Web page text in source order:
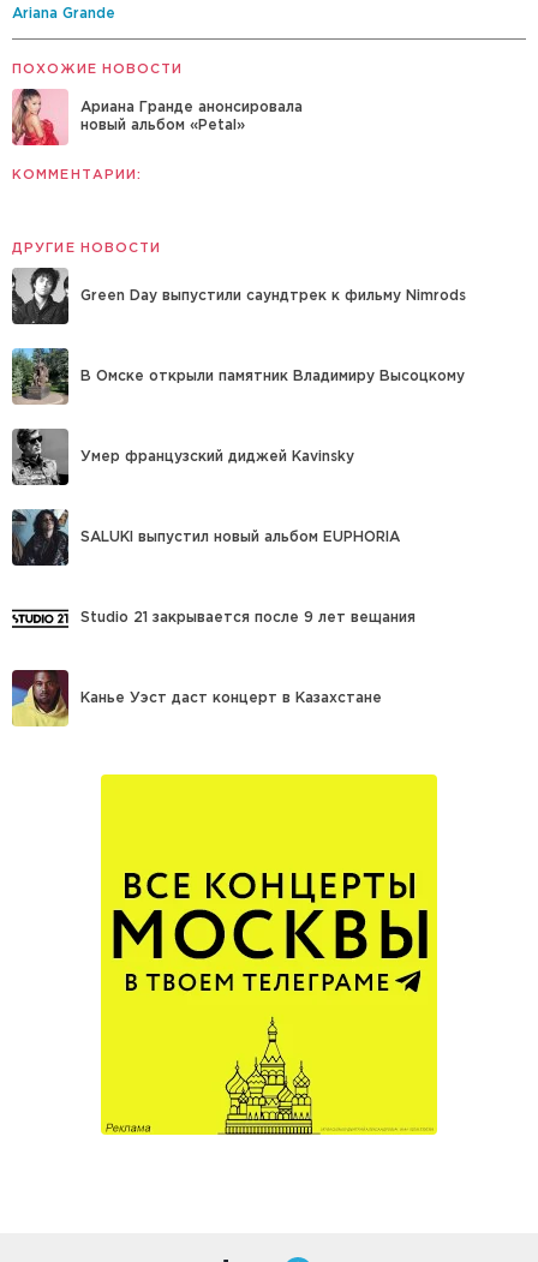
Ariana Grande
ПОХОЖИЕ НОВОСТИ
Ариана Гранде анонсировала
новый альбом «Petal»
КОММЕНТАРИИ:
ДРУГИЕ НОВОСТИ
Green Day выпустили саундтрек к фильму Nimrods
В Омске открыли памятник Владимиру Высоцкому
Умер французский диджей Kavinsky
SALUKI выпустил новый альбом EUPHORIA
Studio 21 закрывается после 9 лет вещания
Канье Уэст даст концерт в Казахстане